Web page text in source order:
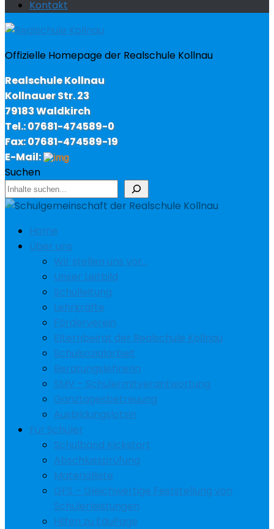
Kontakt
Offizielle Homepage der Realschule Kollnau
Realschule Kollnau
Kollnauer Str. 23
79183 Waldkirch
Tel.: 07681-474589-0
Fax: 07681-474589-19
E-Mail:
Suchen
Home
Über uns
Wir stellen uns vor…
Unser Leitbild
Schulleitung
Lehrkräfte
Förderverein
Elternbeirat der Realschule Kollnau
Schulsozialarbeit
Beratungslehrerin
SMV – Schülermitverantwortung
Ganztagesbetreuung
Ausbildungslotsin
Für Schüler
Schulband Kickstart
Abschlussprüfung
Materialliste
GFS – Gleichwertige Feststellung von
Schülerleistungen
Hilfen zu EduPage